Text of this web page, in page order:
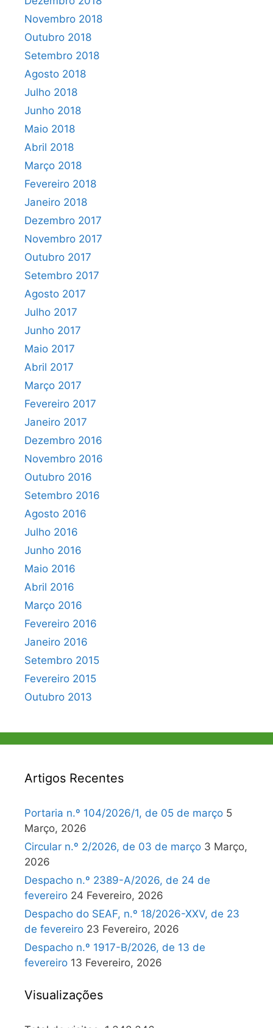
Novembro 2018
Outubro 2018
Setembro 2018
Agosto 2018
Julho 2018
Junho 2018
Maio 2018
Abril 2018
Março 2018
Fevereiro 2018
Janeiro 2018
Dezembro 2017
Novembro 2017
Outubro 2017
Setembro 2017
Agosto 2017
Julho 2017
Junho 2017
Maio 2017
Abril 2017
Março 2017
Fevereiro 2017
Janeiro 2017
Dezembro 2016
Novembro 2016
Outubro 2016
Setembro 2016
Agosto 2016
Julho 2016
Junho 2016
Maio 2016
Abril 2016
Março 2016
Fevereiro 2016
Janeiro 2016
Setembro 2015
Fevereiro 2015
Outubro 2013
Artigos Recentes
Portaria n.º 104/2026/1, de 05 de março 5
Março, 2026
Circular n.º 2/2026, de 03 de março 3 Março,
2026
Despacho n.º 2389-A/2026, de 24 de
fevereiro 24 Fevereiro, 2026
Despacho do SEAF, n.º 18/2026-XXV, de 23
de fevereiro 23 Fevereiro, 2026
Despacho n.º 1917-B/2026, de 13 de
fevereiro 13 Fevereiro, 2026
Visualizações